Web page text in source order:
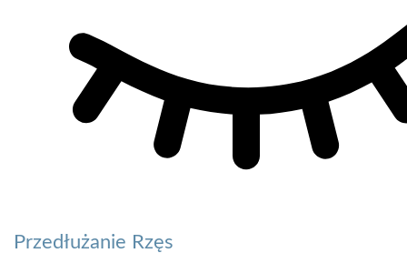
Przedłużanie Rzęs